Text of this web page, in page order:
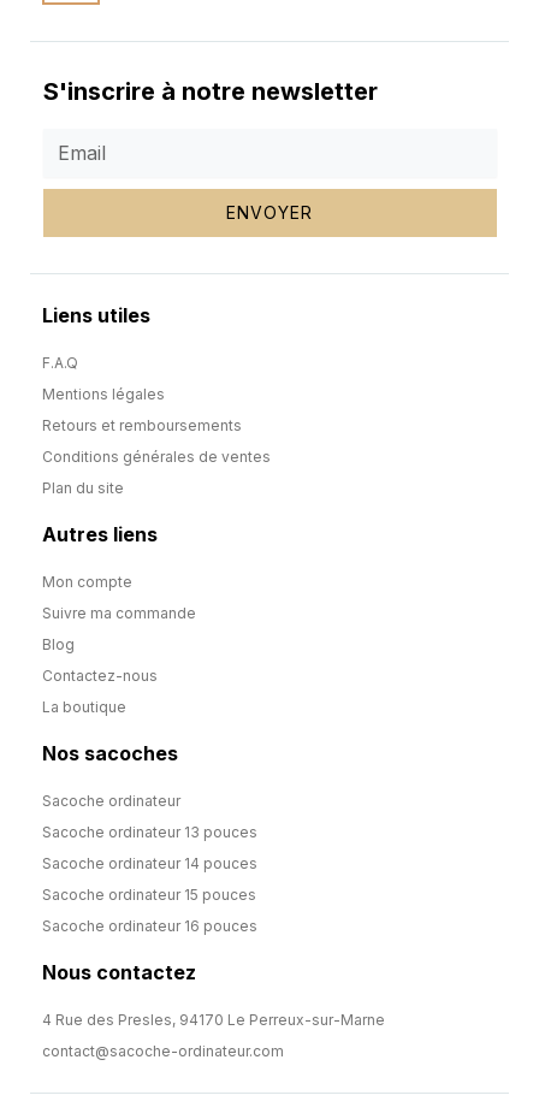
S'inscrire à notre newsletter
ENVOYER
Liens utiles
F.A.Q
Mentions légales
Retours et remboursements
Conditions générales de ventes
Plan du site
Autres liens
Mon compte
Suivre ma commande
Blog
Contactez-nous
La boutique
Nos sacoches
Sacoche ordinateur
Sacoche ordinateur 13 pouces
Sacoche ordinateur 14 pouces
Sacoche ordinateur 15 pouces
Sacoche ordinateur 16 pouces
Nous contactez
4 Rue des Presles, 94170 Le Perreux-sur-Marne
contact@sacoche-ordinateur.com